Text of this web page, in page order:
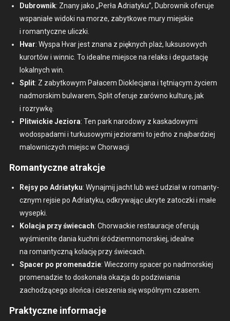
Dubrown­ik: Znany jako „Perła Adri­atyku”, Dubrown­ik ofer­u­je
wspani­ałe wido­ki na morze, zabytkowe mury miejskie
i roman­ty­czne ulicz­ki.
Hvar: Wys­pa Hvar jest znana z pięknych plaż, luk­su­sowych
kurortów i win­nic. To ide­alne miejsce na relaks i degus­tację
lokalnych win.
Split: Z zabytkowym Pałacem Diok­lec­jana i tęt­nią­cym życiem
nad­morskim bul­warem, Split ofer­u­je zarówno kul­turę, jak
i rozry­wkę.
Plitwick­ie Jezio­ra: Ten park nar­o­dowy z kaskad­owy­mi
wodospada­mi i turku­sowy­mi jezio­ra­mi to jed­no z najbardziej
mal­own­iczych miejsc w Chorwacji
Romantyczne atrakcje
Rejsy po Adri­atyku: Wyna­jmij jacht lub weź udzi­ał w roman­ty­
cznym rejsie po Adri­atyku, odkry­wa­jąc ukryte zatocz­ki i małe
wysep­ki.
Kolac­ja przy świecach: Chorwack­ie restau­rac­je ofer­u­ją
wyśmien­ite dania kuch­ni śródziem­nomorskiej, ide­alne
na roman­ty­czną kolację przy świecach.
Spac­er po prom­e­nadzie: Wiec­zorny spac­er po nad­morskiej
prom­e­nadzie to doskon­ała okaz­ja do podzi­wia­nia
zachodzącego słoń­ca i cieszenia się wspól­nym cza­sem.
Praktyczne informacje